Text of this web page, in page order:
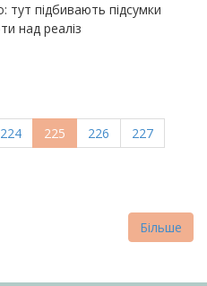
тут підбивають підсумки
над реаліз
Page
224
Поточна
сторінка
225 Page
226 Page
227
Більше